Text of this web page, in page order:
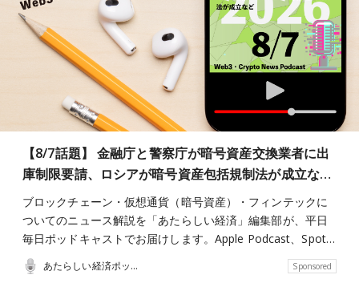
【8/7話題】 金融庁と警察庁が暗号資産交換業者に出
庫制限要請、ロシアが暗号資産包括規制法が成立な…
ブロックチェーン・仮想通貨（暗号資産）・フィンテックに
ついてのニュース解説を「あたらしい経済」編集部が、平日
毎日ポッドキャストでお届けします。Apple Podcast、Spot…
あたらしい経済ポッドキャスト Sponsored